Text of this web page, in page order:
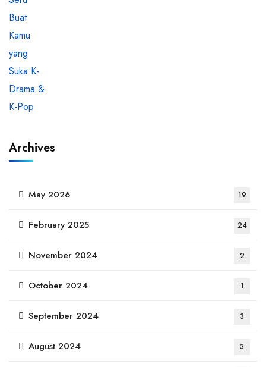
Archives
May 2026 19
February 2025 24
November 2024 2
October 2024 1
September 2024 3
August 2024 3